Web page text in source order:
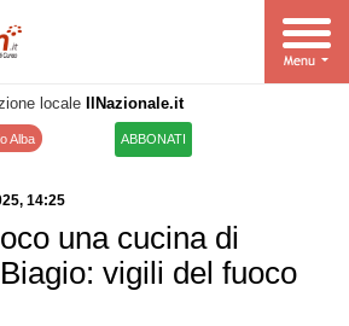
locale IlNazionale.it
Alba ABBONATI
, 14:25
una cucina di
vigili del fuoco